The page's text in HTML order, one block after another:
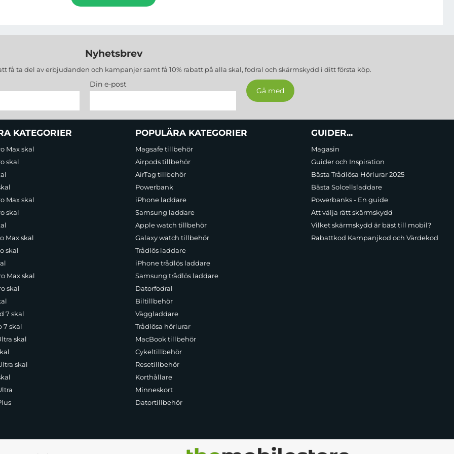
Nyhetsbrev
få ta del av erbjudanden och kampanjer samt få 10% rabatt på alla skal, fodral och skärmskydd i ditt första köp.
Din e-post
KATEGORIER
Max skal
skal
Max skal
skal
Max skal
skal
Max skal
skal
7 skal
7 skal
skal
skal
POPULÄRA KATEGORIER
Magsafe tillbehör
Airpods tillbehör
AirTag tillbehör
Powerbank
iPhone laddare
Samsung laddare
Apple watch tillbehör
Galaxy watch tillbehör
Trådlös laddare
iPhone trådlös laddare
Samsung trådlös laddare
Datorfodral
Biltillbehör
Väggladdare
Trådlösa hörlurar
MacBook tillbehör
Cykeltillbehör
Resetillbehör
Korthållare
Minneskort
Datortillbehör
GUIDER...
Magasin
Guider och Inspiration
Bästa Trådlösa Hörlurar 2025
Bästa Solcellsladdare
Powerbanks - En guide
Att välja rätt skärmskydd
Vilket skärmskydd är bäst till mobil?
Rabattkod Kampanjkod och Värdekod